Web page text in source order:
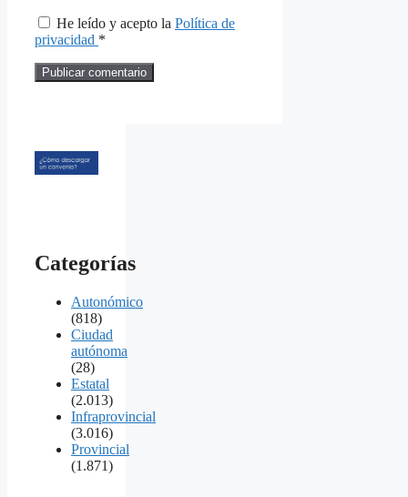
He leído y acepto la Política de
privacidad *
Categorías
Autonómico
(818)
Ciudad
autónoma
(28)
Estatal
(2.013)
Infraprovincial
(3.016)
Provincial
(1.871)